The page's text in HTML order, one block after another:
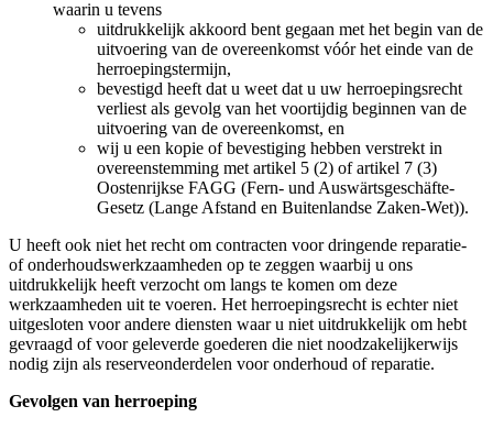
waarin u tevens
uitdrukkelijk akkoord bent gegaan met het begin van de
uitvoering van de overeenkomst vóór het einde van de
herroepingstermijn,
bevestigd heeft dat u weet dat u uw herroepingsrecht
verliest als gevolg van het voortijdig beginnen van de
uitvoering van de overeenkomst, en
wij u een kopie of bevestiging hebben verstrekt in
overeenstemming met artikel 5 (2) of artikel 7 (3)
Oostenrijkse FAGG (Fern- und Auswärtsgeschäfte-
Gesetz (Lange Afstand en Buitenlandse Zaken-Wet)).
U heeft ook niet het recht om contracten voor dringende reparatie-
of onderhoudswerkzaamheden op te zeggen waarbij u ons
uitdrukkelijk heeft verzocht om langs te komen om deze
werkzaamheden uit te voeren. Het herroepingsrecht is echter niet
uitgesloten voor andere diensten waar u niet uitdrukkelijk om hebt
gevraagd of voor geleverde goederen die niet noodzakelijkerwijs
nodig zijn als reserveonderdelen voor onderhoud of reparatie.
Gevolgen van herroeping